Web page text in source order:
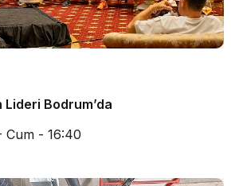
Bodrum’da
Cum - 16:40